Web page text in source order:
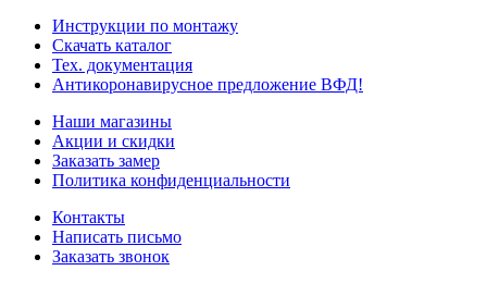
Инструкции по монтажу
Скачать каталог
Тех. документация
Антикоронавирусное предложение ВФД!
Наши магазины
Акции и скидки
Заказать замер
Политика конфиденциальности
Контакты
Написать письмо
Заказать звонок